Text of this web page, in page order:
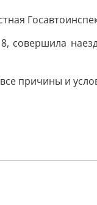
совершила
причины и